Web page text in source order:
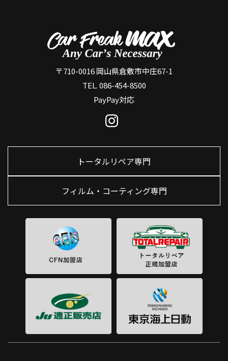
〒710-0016 岡山県倉敷市中庄67-1
TEL. 086-454-8500
PayPay対応
トータルリペア専門
フィルム・コーティング専門